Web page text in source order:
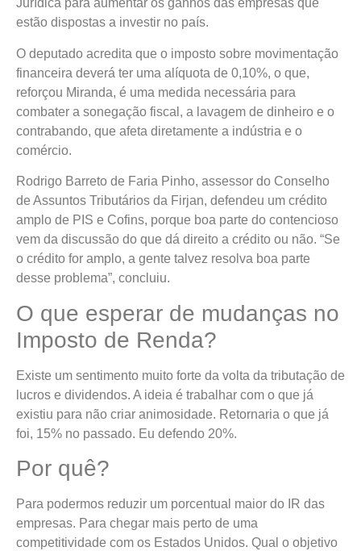
Jurídica para aumentar os ganhos das empresas que
estão dispostas a investir no país.
O deputado acredita que o imposto sobre movimentação
financeira deverá ter uma alíquota de 0,10%, o que,
reforçou Miranda, é uma medida necessária para
combater a sonegação fiscal, a lavagem de dinheiro e o
contrabando, que afeta diretamente a indústria e o
comércio.
Rodrigo Barreto de Faria Pinho, assessor do Conselho
de Assuntos Tributários da Firjan, defendeu um crédito
amplo de PIS e Cofins, porque boa parte do contencioso
vem da discussão do que dá direito a crédito ou não. “Se
o crédito for amplo, a gente talvez resolva boa parte
desse problema”, concluiu.
O que esperar de mudanças no
Imposto de Renda?
Existe um sentimento muito forte da volta da tributação de
lucros e dividendos. A ideia é trabalhar com o que já
existiu para não criar animosidade. Retornaria o que já
foi, 15% no passado. Eu defendo 20%.
Por quê?
Para podermos reduzir um porcentual maior do IR das
empresas. Para chegar mais perto de uma
competitividade com os Estados Unidos. Qual o objetivo